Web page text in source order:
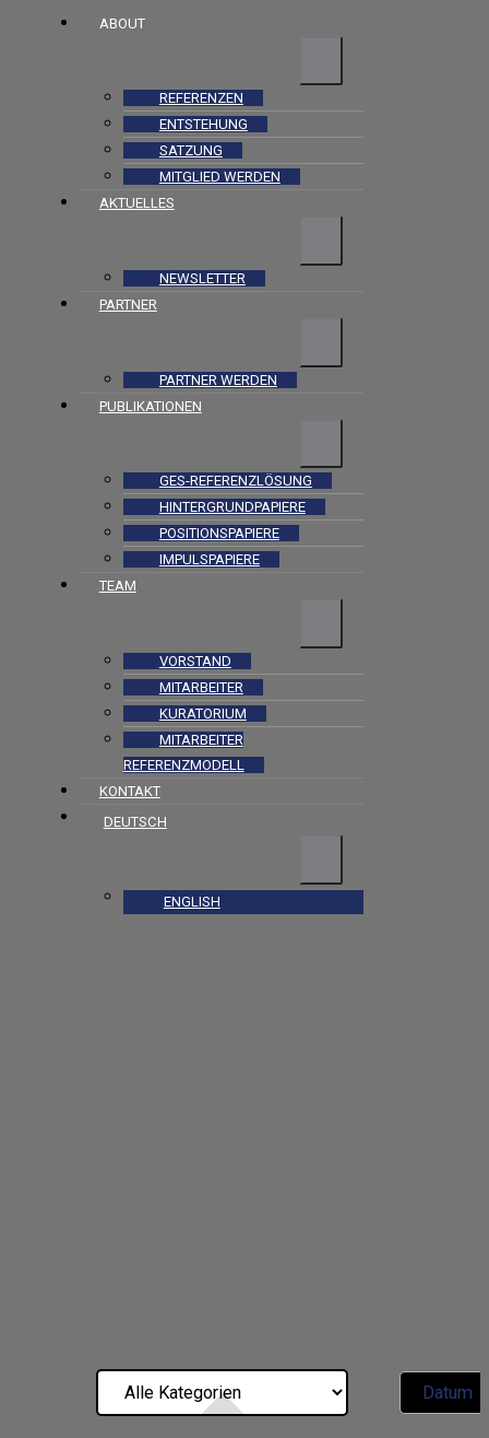
ABOUT
REFERENZEN
ENTSTEHUNG
SATZUNG
MITGLIED WERDEN
AKTUELLES
NEWSLETTER
PARTNER
PARTNER WERDEN
PUBLIKATIONEN
GES-REFERENZLÖSUNG
HINTERGRUNDPAPIERE
POSITIONSPAPIERE
IMPULSPAPIERE
TEAM
VORSTAND
MITARBEITER
KURATORIUM
MITARBEITER
REFERENZMODELL
KONTAKT
DEUTSCH
ENGLISH